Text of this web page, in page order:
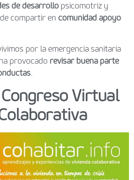
de desarrollo psicomotriz y
compartir en comunidad apoyo
por la emergencia sanitaria
provocado revisar buena parte
.
Congreso Virtual